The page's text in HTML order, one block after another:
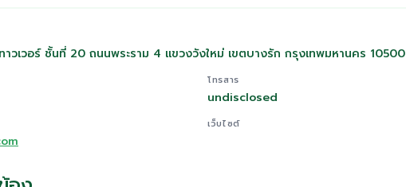
เวอร์ ชั้นที่ 20 ถนนพระราม 4 แขวงวังใหม่ เขตบางรัก กรุงเทพมหานคร 10500
โทรสาร
undisclosed
เว็บไซต์